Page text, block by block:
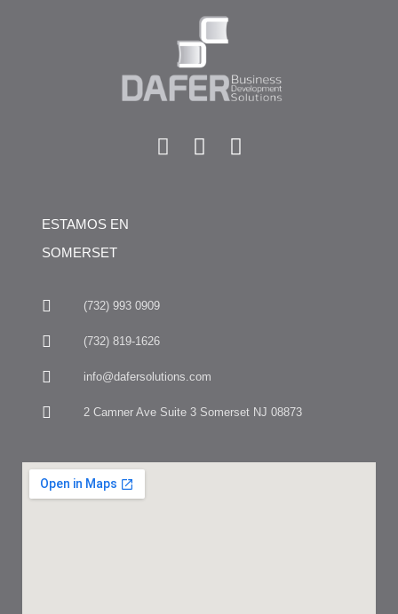
ESTAMOS EN
SOMERSET
(732) 993 0909
(732) 819-1626
info@dafersolutions.com
2 Camner Ave Suite 3 Somerset NJ 08873